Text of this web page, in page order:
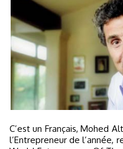
C’est un Français, Mohed Altrad, qui a reçu le prix mondial de
l’Entrepreneur de l’année,